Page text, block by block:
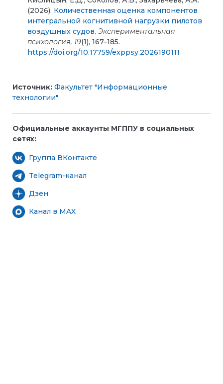
(2026). Количественная оценка компонентов
интегральной когнитивной нагрузки пилотов
воздушных судов. Экспериментальная
психология, 19(1), 167–185.
https://doi.org/10.17759/exppsy.2026190111
Источник: Факультет "Информационные
технологии"
Официальные аккаунты МГППУ в социальных
сетях:
Группа ВКонтакте
Telegram-канал
Дзен
Канал в MAX